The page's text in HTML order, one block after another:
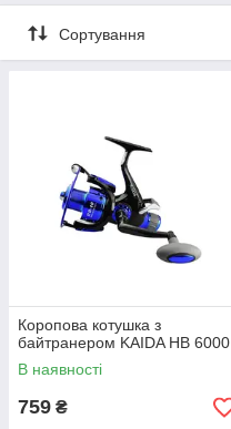
Сортування
Коропова котушка з
байтранером KAIDA HB 6000
В наявності
759 ₴